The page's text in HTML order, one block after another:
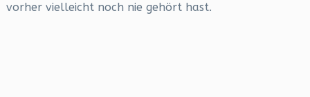
vorher vielleicht noch nie gehört hast.